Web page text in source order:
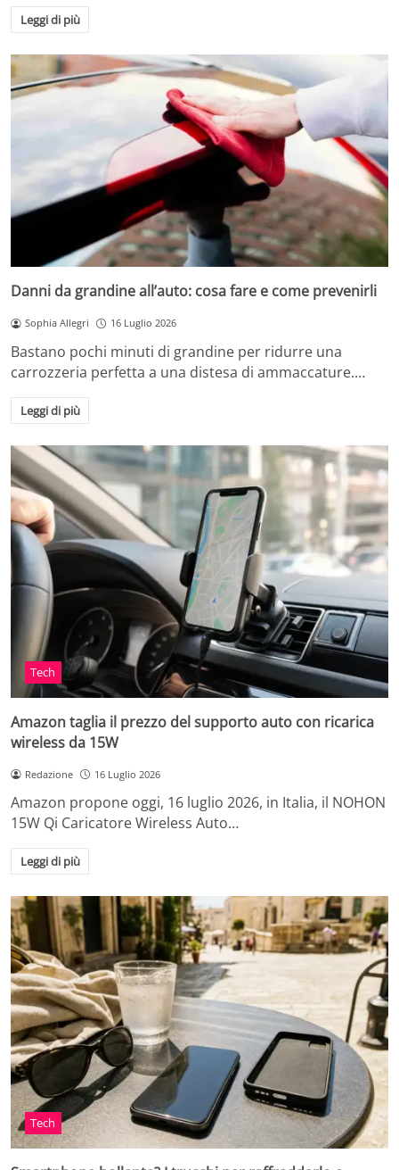
Leggi di più
Danni da grandine all’auto: cosa fare e come prevenirli
Sophia Allegri 16 Luglio 2026
Bastano pochi minuti di grandine per ridurre una
carrozzeria perfetta a una distesa di ammaccature.…
Leggi di più
Tech
Amazon taglia il prezzo del supporto auto con ricarica
wireless da 15W
Redazione 16 Luglio 2026
Amazon propone oggi, 16 luglio 2026, in Italia, il NOHON
15W Qi Caricatore Wireless Auto…
Leggi di più
Tech